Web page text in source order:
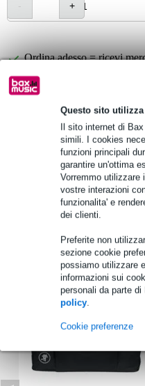
Questo sito
Il sito internet di
simili. I cookies
funzioni principali
garantire un'ottima
Vorremmo utilizzare
vostre interazioni
funzionalita' e
dei clienti.
Preferite non
sezione cookie
possiamo utilizzare
informazioni sui
personali da parte
policy.
Cookie preferenze
Ordina adesso = ricevi
Oltre 48.000 articoli
da 66,00 €
Informazioni sul
Specifiche complete
Accessori (1)